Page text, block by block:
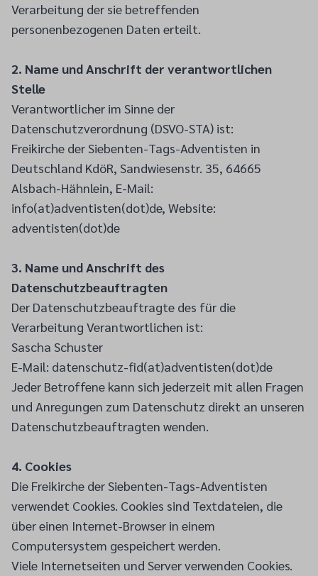
Verarbeitung der sie betreffenden
personenbezogenen Daten erteilt.
2. Name und Anschrift der verantwortlichen
Stelle
Verantwortlicher im Sinne der
Datenschutzverordnung (DSVO-STA) ist:
Freikirche der Siebenten-Tags-Adventisten in
Deutschland KdöR, Sandwiesenstr. 35, 64665
Alsbach-Hähnlein, E-Mail:
info(at)adventisten(dot)de, Website:
adventisten(dot)de
3. Name und Anschrift des
Datenschutzbeauftragten
Der Datenschutzbeauftragte des für die
Verarbeitung Verantwortlichen ist:
Sascha Schuster
E-Mail: datenschutz-fid(at)adventisten(dot)de
Jeder Betroffene kann sich jederzeit mit allen Fragen
und Anregungen zum Datenschutz direkt an unseren
Datenschutzbeauftragten wenden.
4. Cookies
Die Freikirche der Siebenten-Tags-Adventisten
verwendet Cookies. Cookies sind Textdateien, die
über einen Internet-Browser in einem
Computersystem gespeichert werden.
Viele Internetseiten und Server verwenden Cookies.